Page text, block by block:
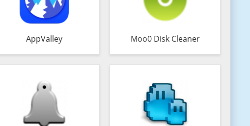
AppValley Moo0 Disk Cleaner